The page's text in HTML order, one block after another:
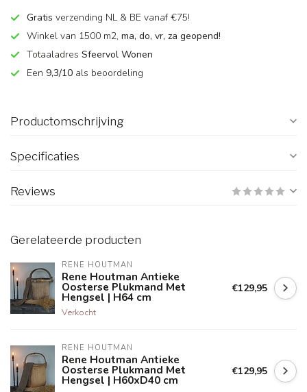
Gratis verzending NL & BE vanaf €75!
Winkel van 1500 m2, ma, do, vr, za geopend!
Totaaladres Sfeervol Wonen
Een 9,3/10 als beoordeling
Productomschrijving
Specificaties
Reviews
Gerelateerde producten
RENE HOUTMAN
Rene Houtman Antieke
Oosterse Plukmand Met
Hengsel | H64 cm
Verkocht
€129,95
RENE HOUTMAN
Rene Houtman Antieke
Oosterse Plukmand Met
Hengsel | H60xD40 cm
€129,95